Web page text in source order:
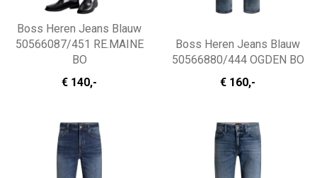
Boss Heren Jeans Blauw
50566087/451 RE.MAINE
BO
€ 140,-
Boss Heren Jeans Blauw
50566880/444 OGDEN BO
€ 160,-